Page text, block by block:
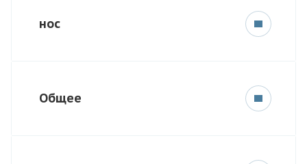
нос
Общее